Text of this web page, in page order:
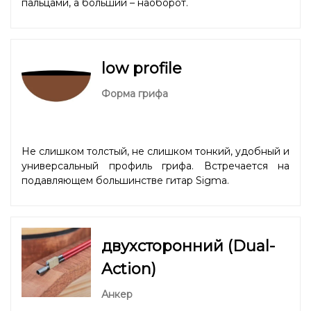
пальцами, а больший – наоборот.
low profile
Форма грифа
Не слишком толстый, не слишком тонкий, удобный и
универсальный профиль грифа. Встречается на
подавляющем большинстве гитар Sigma.
двухсторонний (Dual-
Action)
Анкер